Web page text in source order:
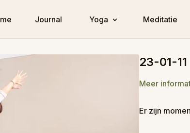
Journal Yoga Meditatie
23-01-
Meer
Er zijn